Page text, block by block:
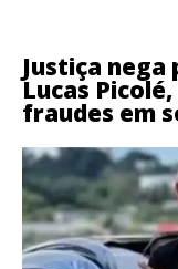
Justiça nega
Lucas
fraudes em